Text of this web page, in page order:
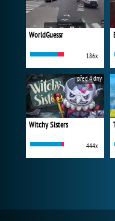
WorldGuessr
186x
Witchy Sisters
444x
před 4 dny